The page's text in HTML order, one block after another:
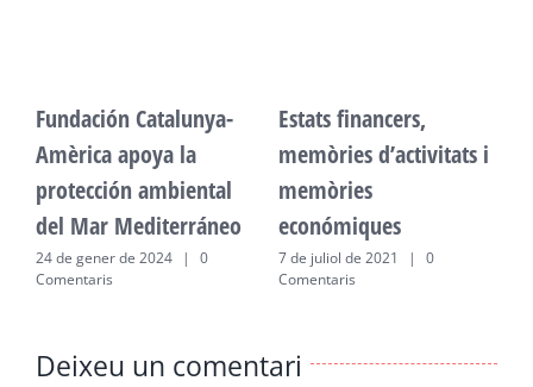
Fundación Catalunya-
Amèrica apoya la
protección ambiental
del Mar Mediterráneo
24 de gener de 2024 |
0
Comentaris
Estats financers,
memòries d’activitats i
memòries
económiques
7 de juliol de 2021 |
0
Comentaris
Deixeu un comentari